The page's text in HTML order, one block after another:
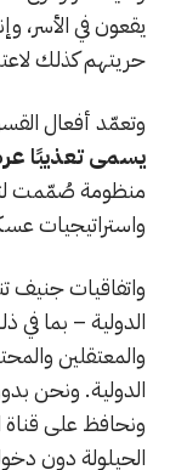
يقعون في الأسر،
حريتهم كذلك
وتعمّد أفعال
يسمى تعذيبًا
منظومة صُمّمت
واستراتيجيات
واتفاقيات جنيف
الدولية – بما في
والمعتقلين
الدولية. ونحن
ونحافظ على قناة
الحيلولة دون